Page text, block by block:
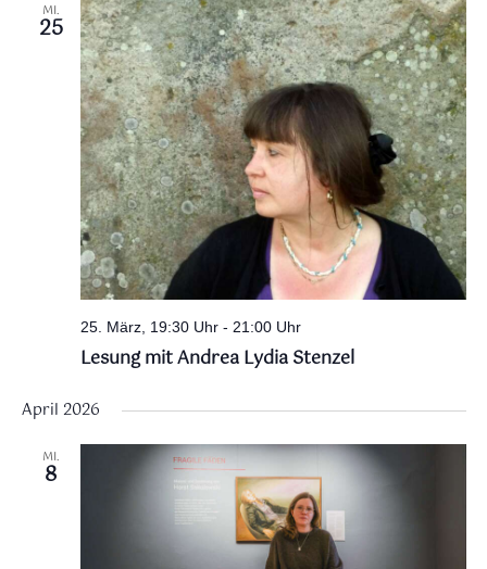
MI.
25
25. März, 19:30 Uhr- 21:00 Uhr
Lesung mit Andrea Lydia Stenzel
April 2026
MI.
8